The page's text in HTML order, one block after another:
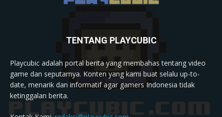
TENTANG PLAYCUBIC
Playcubic adalah portal berita yang membahas tentang video
game dan seputarnya. Konten yang kami buat selalu up-to-
date, menarik dan informatif agar gamers Indonesia tidak
ketinggalan berita.